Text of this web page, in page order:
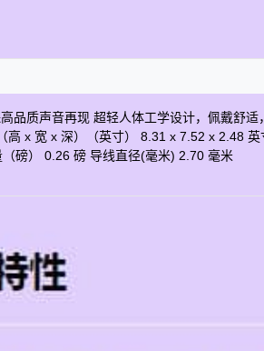
品质声音再现 超轻人体工学设计，佩戴舒
高 x 宽 x 深）（英寸） 8.31 x 7.52 x 2.48
（磅） 0.26 磅 导线直径(毫米) 2.70 毫米